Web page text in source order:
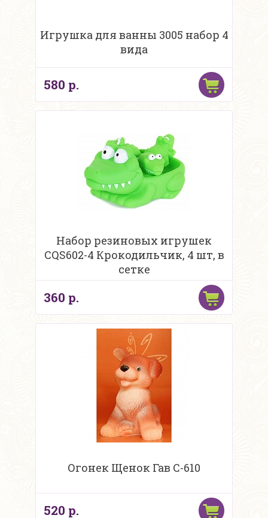
Игрушка для ванны 3005 набор 4
вида
580 р.
Набор резиновых игрушек
CQS602-4 Крокодильчик, 4 шт, в
сетке
360 р.
Огонек Щенок Гав С-610
520 р.